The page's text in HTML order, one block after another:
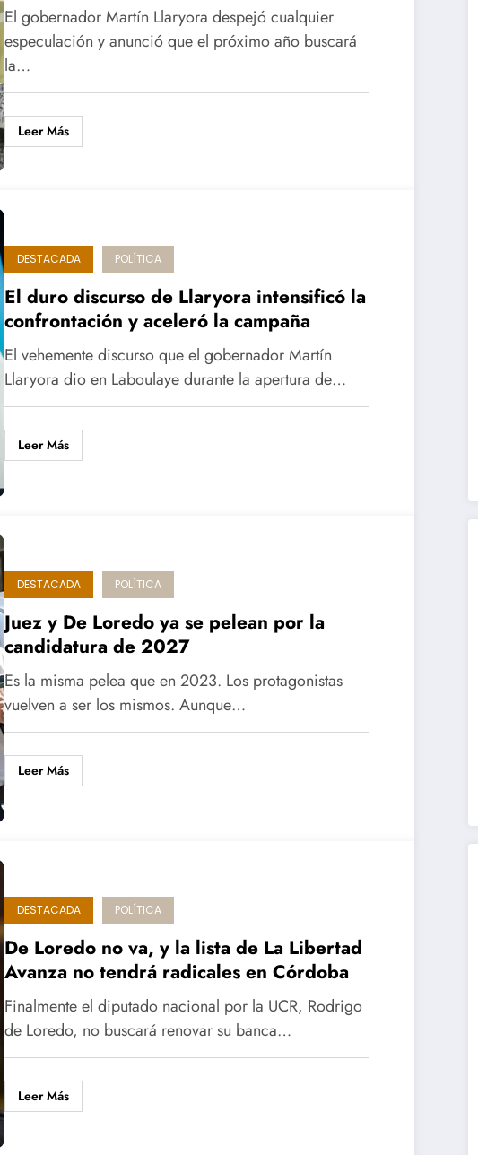
El gobernador Martín Llaryora despejó cualquier
especulación y anunció que el próximo año buscará
la…
Leer Más
DESTACADA POLÍTICA
El duro discurso de Llaryora intensificó la
confrontación y aceleró la campaña
El vehemente discurso que el gobernador Martín
Llaryora dio en Laboulaye durante la apertura de…
Leer Más
DESTACADA POLÍTICA
Juez y De Loredo ya se pelean por la
candidatura de 2027
Es la misma pelea que en 2023. Los protagonistas
vuelven a ser los mismos. Aunque…
Leer Más
DESTACADA POLÍTICA
De Loredo no va, y la lista de La Libertad
Avanza no tendrá radicales en Córdoba
Finalmente el diputado nacional por la UCR, Rodrigo
de Loredo, no buscará renovar su banca…
Leer Más